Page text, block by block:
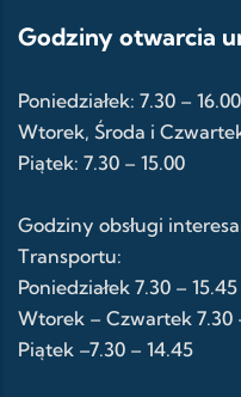
Godziny otwarcia
Poniedziałek: 7.30 – 16.00
Wtorek, Środa i
Piątek: 7.30 – 15.00
Godziny obsługi
Transportu:
Poniedziałek 7.30 – 15.45
Wtorek – Czwartek 7.30
Piątek –7.30 – 14.45